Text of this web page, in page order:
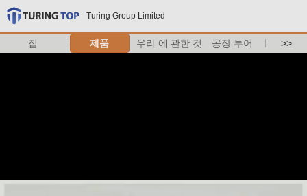
Turing Group Limited
집 제품 우리 에 관한 것 공장 투어 >>